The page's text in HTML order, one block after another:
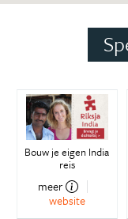
Bouw je eigen India
reis
meer
website